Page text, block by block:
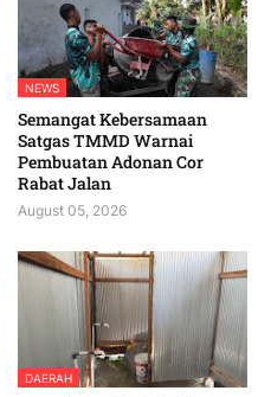
NEWS
Semangat Kebersamaan
Satgas TMMD Warnai
Pembuatan Adonan Cor
Rabat Jalan
August 05, 2026
DAERAH